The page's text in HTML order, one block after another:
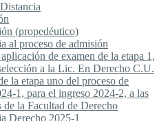
(propedéutico)
al proceso de admisión
de examen de la etapa 1,
a la Lic. En Derecho C.U.
la etapa uno del proceso de
1, para el ingreso 2024-2, a las
de la Facultad de Derecho
Derecho 2025-1